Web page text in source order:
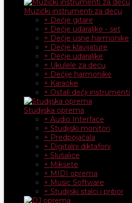
Muzički instrumenti za decu
+ Dečje gitare
+ Dečje udaraljke - set
+ Dečje usne harmonike
+ Dečje klavijature
+ Dečje udaraljke
+ Ukulele za decu
+ Dečije harmonike
+ Karaoke
+ Ostali dečji instrumenti
Studijska oprema
+ Audio Interface
+ Studijski monitori
+ Predpojačala
+ Digitalni diktafoni
+ Slušalice
+ Miksete
+ MIDI oprema
+ Music Software
+ Studijski stalci i pribor